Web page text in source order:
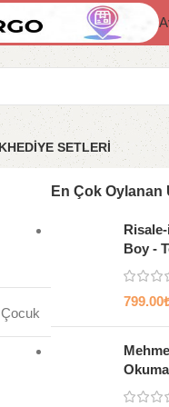
HEDİYE SETLERİ
En Çok Oylanan
Boy -
799.00